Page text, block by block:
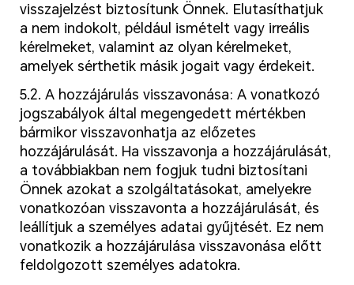
visszajelzést biztosítunk Önnek. Elutasíthatjuk
a nem indokolt, például ismételt vagy irreális
kérelmeket, valamint az olyan kérelmeket,
amelyek sérthetik másik jogait vagy érdekeit.
5.2. A hozzájárulás visszavonása: A vonatkozó
jogszabályok által megengedett mértékben
bármikor visszavonhatja az előzetes
hozzájárulását. Ha visszavonja a hozzájárulását,
a továbbiakban nem fogjuk tudni biztosítani
Önnek azokat a szolgáltatásokat, amelyekre
vonatkozóan visszavonta a hozzájárulását, és
leállítjuk a személyes adatai gyűjtését. Ez nem
vonatkozik a hozzájárulása visszavonása előtt
feldolgozott személyes adatokra.